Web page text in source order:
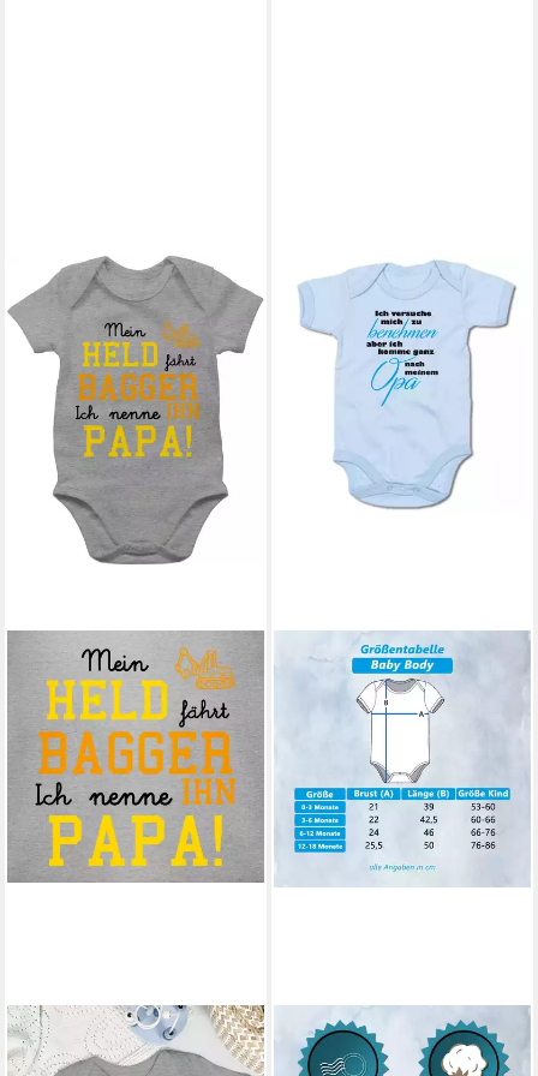
SHIRTRACER
Shirtbody Mein Held fährt
G-GRAPHICS
Kurzarmbody Ich versuche